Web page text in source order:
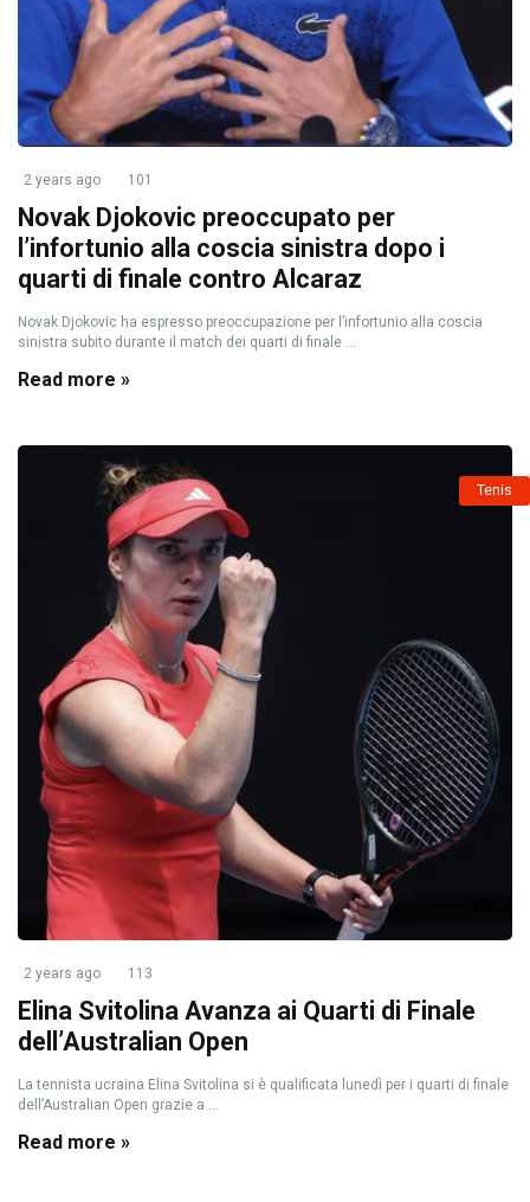
2 years ago 101
Novak Djokovic preoccupato per
l’infortunio alla coscia sinistra dopo i
quarti di finale contro Alcaraz
Novak Djokovic ha espresso preoccupazione per l’infortunio alla coscia
sinistra subito durante il match dei quarti di finale ...
Read more »
Tenis
2 years ago 113
Elina Svitolina Avanza ai Quarti di Finale
dell’Australian Open
La tennista ucraina Elina Svitolina si è qualificata lunedì per i quarti di finale
dell’Australian Open grazie a ...
Read more »